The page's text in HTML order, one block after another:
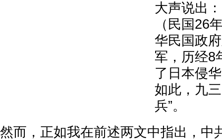
大声说出
（民国26
华民国政
军，历经8
了日本侵
如此，九
兵”。
然而，正如我在前述两文中指出，中